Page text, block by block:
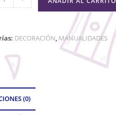
DECORACIÓN, MANUALIDADES
(0)